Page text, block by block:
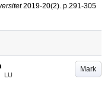
2019-20(2). p.291-305
Mark
LU